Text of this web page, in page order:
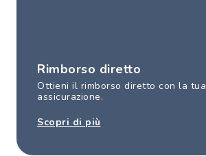
Rimborso diretto
Ottieni il rimborso diretto con la tua
assicurazione.
Scopri di più